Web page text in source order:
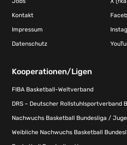
Kontakt
Impressum
Datenschutz
Kooperationen/Ligen
FIBA Basketball-Weltverband
DRS – Deutscher Rollstuhlsportverband
Nachwuchs Basketball Bundesliga /
Weibliche Nachwuchs Basketball